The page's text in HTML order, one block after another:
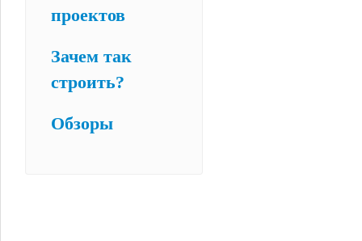
проектов
Зачем так
строить?
Обзоры